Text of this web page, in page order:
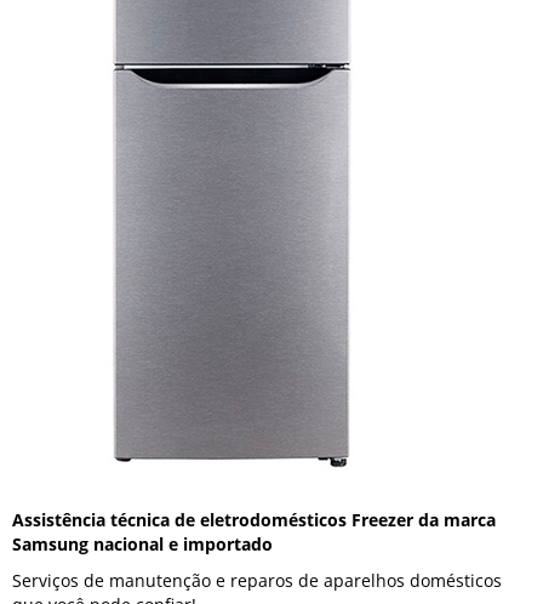
Assistência técnica de eletrodomésticos Freezer da marca
Samsung nacional e importado
Serviços de manutenção e reparos de aparelhos domésticos